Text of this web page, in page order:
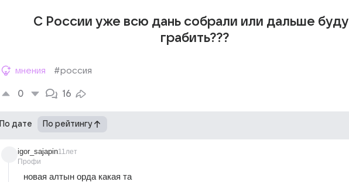
С России уже всю дань собрали или дальше
грабить???
мнения #россия
0 16
По дате По рейтингу
igor_sajapin
Профи
11лет
новая алтын орда какая та